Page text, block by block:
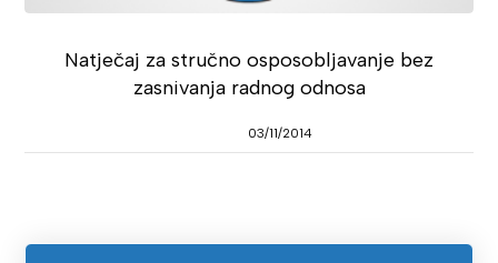
Natječaj za stručno osposobljavanje bez
zasnivanja radnog odnosa
03/11/2014